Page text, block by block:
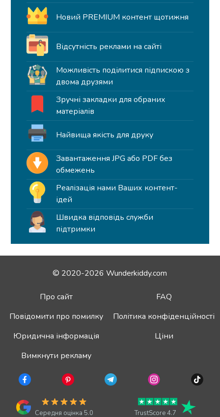
Новий PREMIUM контент щотижня
Відсутність реклами на сайті
Можливість поділитися підпискою з
двома друзями
Зручні закладки для обраних
матеріалів
Найвища якість для друку
Завантаження JPG або PDF без
обмежень
Реалізація нами Ваших контент-
ідей
Швидка відповідь служби
підтримки
© 2020-2026 Wunderkiddy.com
Про сайт
FAQ
Повідомити про помилку
Політика конфіденційності
Юридична інформація
Ціни
Вимкнути рекламу
Середня оцінка 5.0 TrustScore 4.7